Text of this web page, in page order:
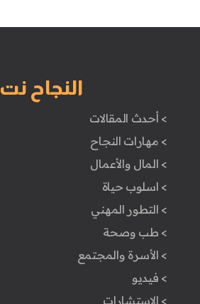
النجاح نت
> أحدث المقالات
> مهارات النجاح
> المال والأعمال
> اسلوب حياة
> التطور المهني
> طب وصحة
> الأسرة والمجتمع
> فيديو
> الاستشارات